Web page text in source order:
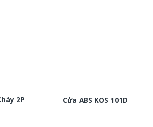
2P
Cửa ABS KOS 101D